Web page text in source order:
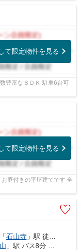
て限定物件を見る
豊富な８ＤＫ 駐車6台可
て限定物件を見る
庭付きの平屋建てです 全
「石山寺」駅 徒歩33分
」駅 バス8分 「自動車教習所前」 停歩4分